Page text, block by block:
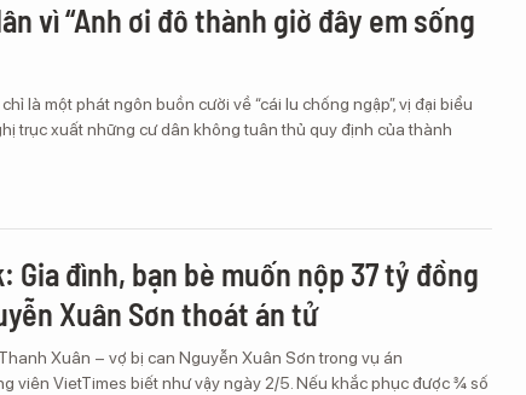
vì “Anh ơi đô thành giờ đây em sống
là một phát ngôn buồn cười về “cái lu chống ngập”, vị đại biểu
trục xuất những cư dân không tuân thủ quy định của thành
Gia đình, bạn bè muốn nộp 37 tỷ đồng
Xuân Sơn thoát án tử
Xuân – vợ bị can Nguyễn Xuân Sơn trong vụ án
viên VietTimes biết như vậy ngày 2/5. Nếu khắc phục được ¾ số